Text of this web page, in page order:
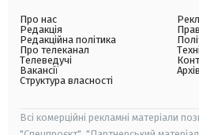
Про нас
Редакція
Редакційна політика
Про телеканал
Телеведучі
Вакансії
Структура власності
Архів
Всі комерційні рекламні матеріали